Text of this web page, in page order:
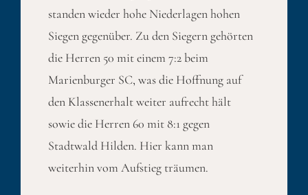
standen wieder hohe Niederlagen hohen
Siegen gegenüber. Zu den Siegern gehörten
die Herren 50 mit einem 7:2 beim
Marienburger SC, was die Hoffnung auf
den Klassenerhalt weiter aufrecht hält
sowie die Herren 60 mit 8:1 gegen
Stadtwald Hilden. Hier kann man
weiterhin vom Aufstieg träumen.